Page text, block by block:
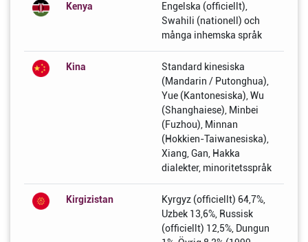
Kenya
Engelska (officiellt),
Swahili (nationell) och
många inhemska språk
Kina
Standard kinesiska
(Mandarin / Putonghua),
Yue (Kantonesiska), Wu
(Shanghaiese), Minbei
(Fuzhou), Minnan
(Hokkien-Taiwanesiska),
Xiang, Gan, Hakka
dialekter, minoritetsspråk
Kirgizistan
Kyrgyz (officiellt) 64,7%,
Uzbek 13,6%, Russisk
(officiellt) 12,5%, Dungun